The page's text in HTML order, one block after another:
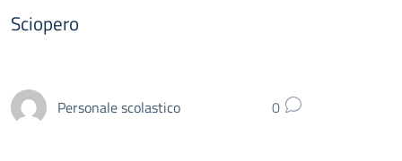
Sciopero
Personale scolastico 0